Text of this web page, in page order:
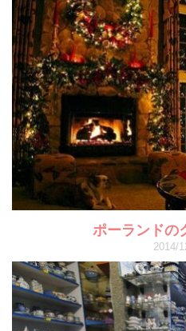
ポーランド
2014/